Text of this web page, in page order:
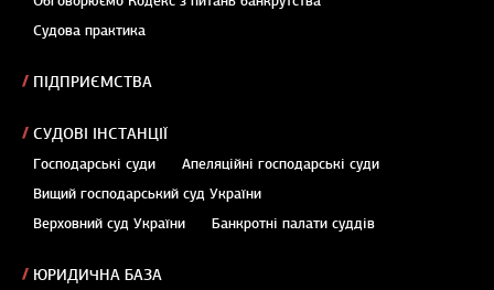
Судова практика
ПІДПРИЄМСТВА
СУДОВІ ІНСТАНЦІЇ
Господарські суди
Апеляційні господарські суди
Вищий господарський суд України
Верховний суд України
Банкротні палати суддів
ЮРИДИЧНА БАЗА